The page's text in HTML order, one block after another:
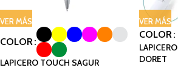
VER MÁS
COLOR
LAPICERO TOUCH SAGUR
VER MÁS
COLOR
DORET